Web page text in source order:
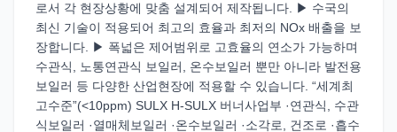
로서 각 현장상황에 맞춤 설계되어 제작됩니다. ▶ 수국의
최신 기술이 적용되어 최고의 효율과 최저의 NOx 배출을 보
장합니다. ▶ 폭넓은 제어범위로 고효율의 연소가 가능하며
수관식, 노통연관식 보일러, 온수보일러 뿐만 아니라 발전용
보일러 등 다양한 산업현장에 적용할 수 있습니다. “세계최
고수준”(<10ppm) SULX H-SULX 버너사업부 ·연관식, 수관
식보일러 ·열매체보일러 ·온수보일러 ·소각로, 건조로 ·흡수